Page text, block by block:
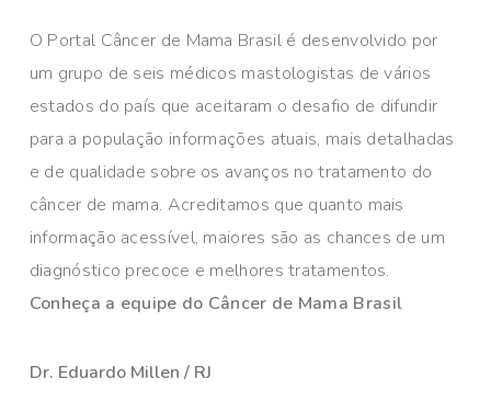
O Portal Câncer de Mama Brasil é desenvolvido por
um grupo de seis médicos mastologistas de vários
estados do país que aceitaram o desafio de difundir
para a população informações atuais, mais detalhadas
e de qualidade sobre os avanços no tratamento do
câncer de mama. Acreditamos que quanto mais
informação acessível, maiores são as chances de um
diagnóstico precoce e melhores tratamentos.
Conheça a equipe do Câncer de Mama Brasil
Dr. Eduardo Millen / RJ